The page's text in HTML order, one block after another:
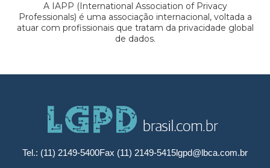
A IAPP (International Association of Privacy
Professionals) é uma associação internacional, voltada a
atuar com profissionais que tratam da privacidade global
de dados.
Tel.: (11) 2149-5400Fax (11) 2149-5415lgpd@lbca.com.br